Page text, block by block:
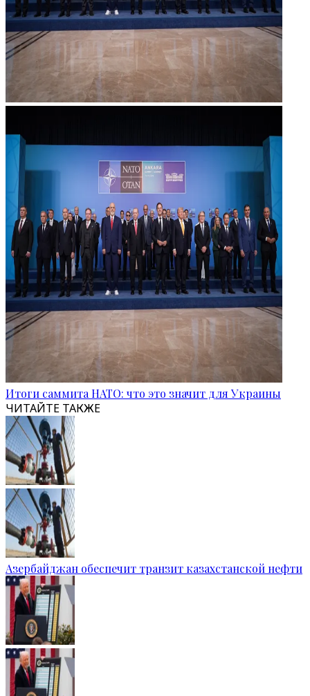
Итоги саммита НАТО: что это значит для Украины
ЧИТАЙТЕ ТАКЖЕ
Азербайджан обеспечит транзит казахстанской нефти